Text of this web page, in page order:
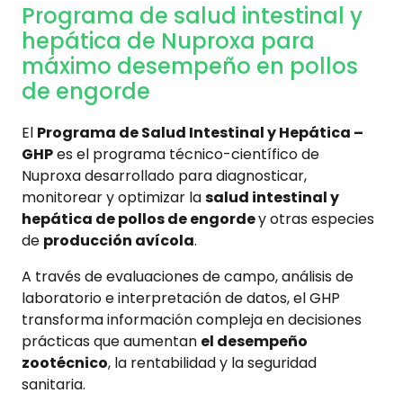
Programa de salud intestinal y
hepática de Nuproxa para
máximo desempeño en pollos
de engorde
El Programa de Salud Intestinal y Hepática –
GHPes el programa técnico-científico de
Nuproxa desarrollado para diagnosticar,
monitorear y optimizar lasalud intestinal y
hepática de pollos de engordey otras especies
de producción avícola.
A través de evaluaciones de campo, análisis de
laboratorio e interpretación de datos, el GHP
transforma información compleja en decisiones
prácticas que aumentan el desempeño
zootécnico, la rentabilidad y la seguridad
sanitaria.